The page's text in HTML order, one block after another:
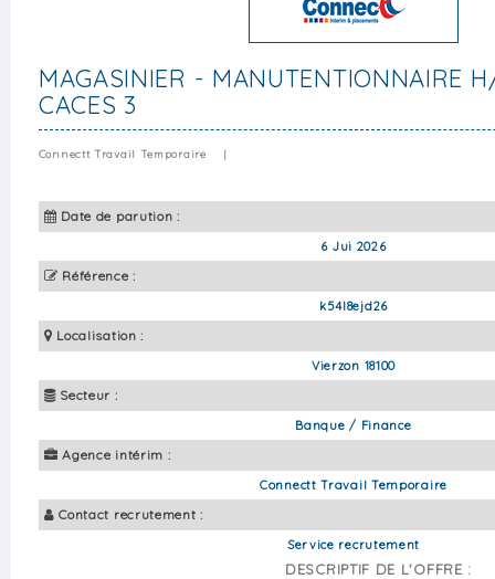
MAGASINIER - MANUTENTIONNAIRE
CACES 3
Connectt Travail Temporaire |
Date de parution :
6 Jui 2026
Référence :
k54l8ejd26
Localisation :
Vierzon 18100
Secteur :
Banque / Finance
Agence intérim :
Connectt Travail Temporaire
Contact recrutement :
Service recrutement
DESCRIPTIF DE L'OFFRE :